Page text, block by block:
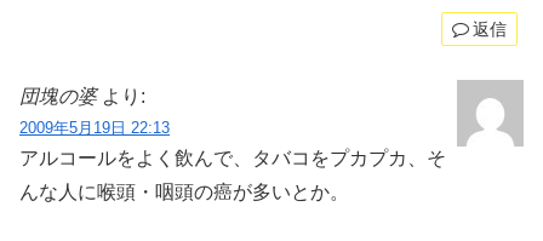
返信
団塊の婆 より:
2009年5月19日 22:13
アルコールをよく飲んで、タバコをプカプカ、そ
んな人に喉頭・咽頭の癌が多いとか。